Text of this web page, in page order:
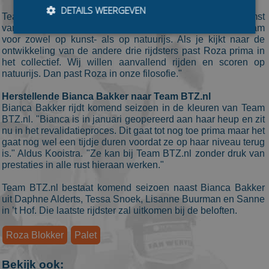
Teammanager Eelco Kooistra is in elk geval blij met de komst
van Blokker. "Roza is een welkome aanvulling voor het team
voor zowel op kunst- als op natuurijs. Als je kijkt naar de
ontwikkeling van de andere drie rijdsters past Roza prima in
het collectief. Wij willen aanvallend rijden en scoren op
natuurijs. Dan past Roza in onze filosofie."
Herstellende Bianca Bakker naar Team BTZ.nl
Bianca Bakker rijdt komend seizoen in de kleuren van Team
BTZ.nl. "Bianca is in januari geopereerd aan haar heup en zit
nu in het revalidatieproces. Dit gaat tot nog toe prima maar het
gaat nog wel een tijdje duren voordat ze op haar niveau terug
is." Aldus Kooistra. "Ze kan bij Team BTZ.nl zonder druk van
prestaties in alle rust hieraan werken."
Team BTZ.nl bestaat komend seizoen naast Bianca Bakker
uit Daphne Alderts, Tessa Snoek, Lisanne Buurman en Sanne
in ’t Hof. Die laatste rijdster zal uitkomen bij de beloften.
Roza Blokker Palet
Bekijk ook:
DETAILS WEERGEVEN
Bezoekersgegevens Gerichte advertenties
Prestatiecookies worden gebruikt om te zien hoe
cookies. Deze cookies kunnen niet worden gebruikt om
een bepaalde bezoeker direct te identificeren.
Naam
Aanbieder/
Domein
Vervaldatum
_ga
Google LLC
.schaatspeloton.nl
1 jaar 1
This cookie
Universal
Analytics -
which is a
significant